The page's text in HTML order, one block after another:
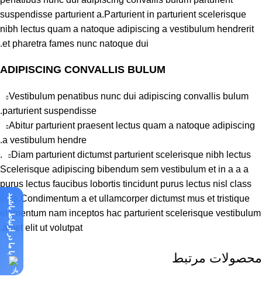
suspendisse parturient a.Parturient in parturient scelerisque
nibh lectus quam a natoque adipiscing a vestibulum hendrerit
et pharetra fames nunc natoque dui.
ADIPISCING CONVALLIS BULUM
Vestibulum penatibus nunc dui adipiscing convallis bulum
parturient suspendisse.
Abitur parturient praesent lectus quam a natoque adipiscing
a vestibulum hendre.
Diam parturient dictumst parturient scelerisque nibh lectus.
Scelerisque adipiscing bibendum sem vestibulum et in a a a
purus lectus faucibus lobortis tincidunt purus lectus nisl class
eros.Condimentum a et ullamcorper dictumst mus et tristique
elementum nam inceptos hac parturient scelerisque vestibulum
amet elit ut volutpat.
محصولات مرتبط
با ما در ارتباط باشید